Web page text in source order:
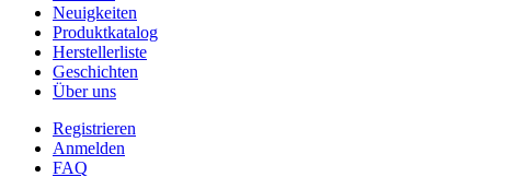
Neuigkeiten
Produktkatalog
Herstellerliste
Geschichten
Über uns
Registrieren
Anmelden
FAQ